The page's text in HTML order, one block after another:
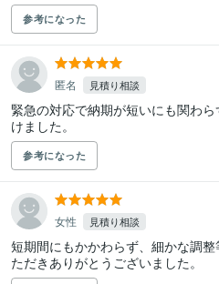
参考になった
匿名 見積り相談
緊急の対応で納期が短いにも関わ
けました。
参考になった
女性 見積り相談
短期間にもかかわらず、細かな調
ただきありがとうございました。